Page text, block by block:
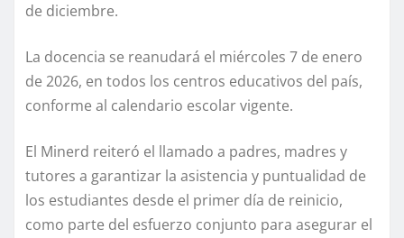
de diciembre.
La docencia se reanudará el miércoles 7 de enero
de 2026, en todos los centros educativos del país,
conforme al calendario escolar vigente.
El Minerd reiteró el llamado a padres, madres y
tutores a garantizar la asistencia y puntualidad de
los estudiantes desde el primer día de reinicio,
como parte del esfuerzo conjunto para asegurar el